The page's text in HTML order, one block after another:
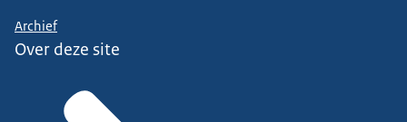
Archief
Over deze site